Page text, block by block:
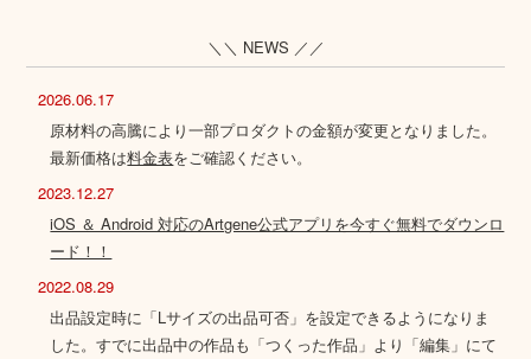
＼＼ NEWS ／／
2026.06.17
原材料の高騰により一部プロダクトの金額が変更となりました。
最新価格は料金表をご確認ください。
2023.12.27
iOS ＆ Android 対応のArtgene公式アプリを今すぐ無料でダウンロ
ード！！
2022.08.29
出品設定時に「Lサイズの出品可否」を設定できるようになりま
した。すでに出品中の作品も「つくった作品」より「編集」にて